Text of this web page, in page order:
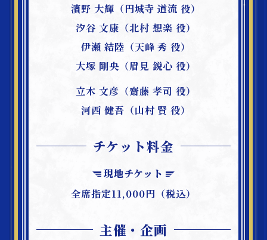
濱野 大輝（円城寺 道流 役）
汐谷 文康（北村 想楽 役）
伊瀬 結陸（天峰 秀 役）
大塚 剛央（眉見 鋭心 役）
立木 文彦（齋藤 孝司 役）
河西 健吾（山村 賢 役）
チケット料金
現地チケット
全席指定11,000円（税込）
主催・企画